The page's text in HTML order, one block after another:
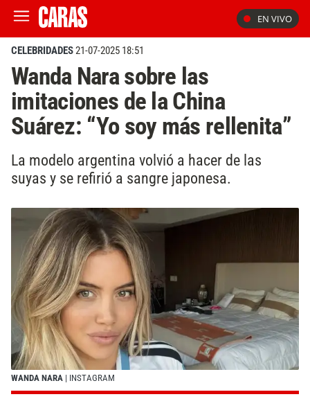
EN VIVO
CELEBRIDADES21-07-2025 18:51
Wanda Nara sobre las
imitaciones de la China
Suárez: “Yo soy más rellenita”
La modelo argentina volvió a hacer de las
suyas y se refirió a sangre japonesa.
WANDA NARA | INSTAGRAM